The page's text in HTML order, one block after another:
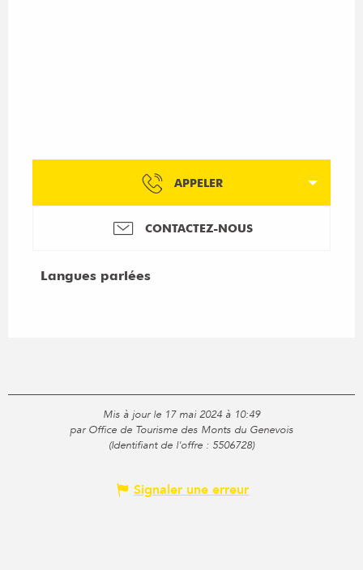
APPELER
CONTACTEZ-NOUS
Langues parlées
Langues parlées
Mis à jour le 17 mai 2024 à 10:49
par Office de Tourisme des Monts du Genevois
(Identifiant de l'offre : 5506728)
Signaler une erreur